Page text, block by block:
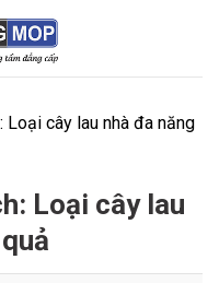
Loại cây lau nhà đa năng
Loại cây lau